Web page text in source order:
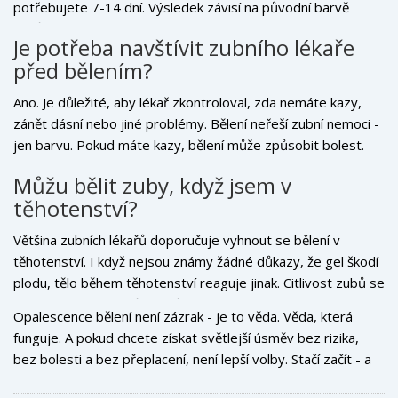
potřebujete 7-14 dní. Výsledek závisí na původní barvě
zubů, koncentraci gelu a pravidelnosti používání.
Je potřeba navštívit zubního lékaře
před bělením?
Ano. Je důležité, aby lékař zkontroloval, zda nemáte kazy,
zánět dásní nebo jiné problémy. Bělení neřeší zubní nemoci -
jen barvu. Pokud máte kazy, bělení může způsobit bolest.
Můžu bělit zuby, když jsem v
těhotenství?
Většina zubních lékařů doporučuje vyhnout se bělení v
těhotenství. I když nejsou známy žádné důkazy, že gel škodí
plodu, tělo během těhotenství reaguje jinak. Citlivost zubů se
zvyšuje - a bělení může způsobit nepříjemnosti. Po porodu
je možné bělení bez obav pokračovat.
Opalescence bělení není zázrak - je to věda. Věda, která
funguje. A pokud chcete získat světlejší úsměv bez rizika,
bez bolesti a bez přeplacení, není lepší volby. Stačí začít - a